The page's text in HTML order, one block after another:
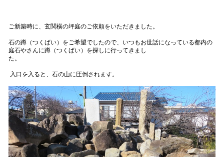
ご新築時に、玄関横の坪庭のご依頼をいただきました。
石の蹲（つくばい）をご希望でしたので、いつもお世話になっている都内の
庭石やさんに蹲（つくばい）を探しに行ってきまし
た。
入口を入ると、石の山に圧倒されます。